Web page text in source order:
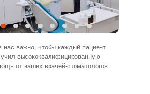
нас важно, чтобы каждый пациент
высококвалифицированную
от наших врачей-стоматологов
Обращалась
очень довольна.
с лечением
и, что
Хорошая клиника,
качество устраивает